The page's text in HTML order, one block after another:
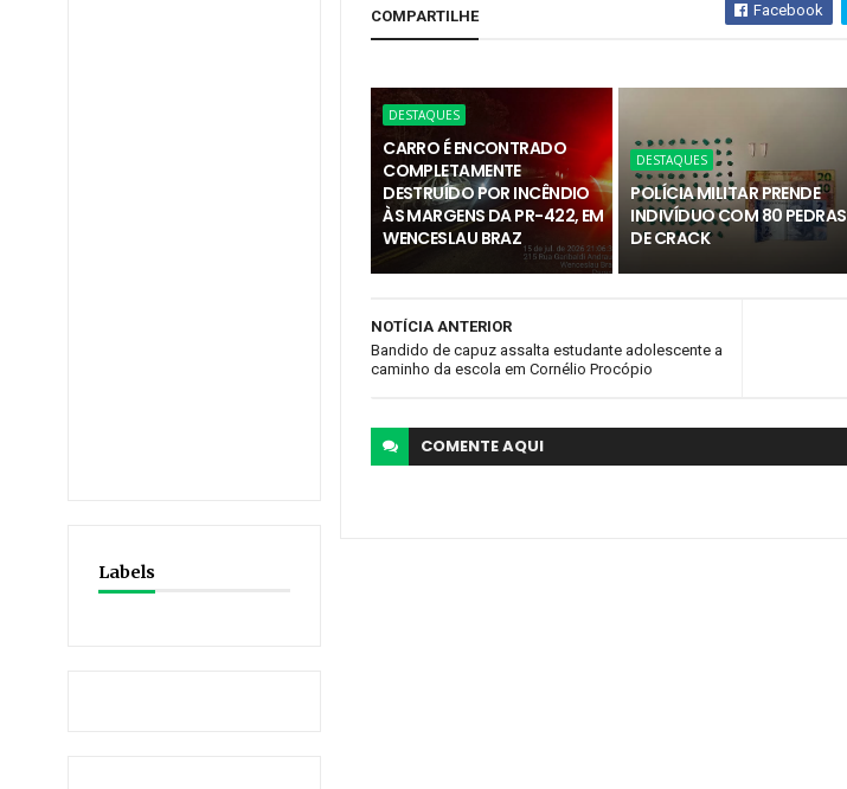
Labels
COMPARTILHE Facebook
DESTAQUES
CARRO É ENCONTRADO
COMPLETAMENTE
DESTRUÍDO POR INCÊNDIO
ÀS MARGENS DA PR-422, EM
WENCESLAU BRAZ
DESTAQUES
POLÍCIA MILITAR PRENDE
INDIVÍDUO COM 80 PEDRAS
DE CRACK
NOTÍCIA ANTERIOR
Bandido de capuz assalta estudante adolescente a
caminho da escola em Cornélio Procópio
COMENTEAQUI